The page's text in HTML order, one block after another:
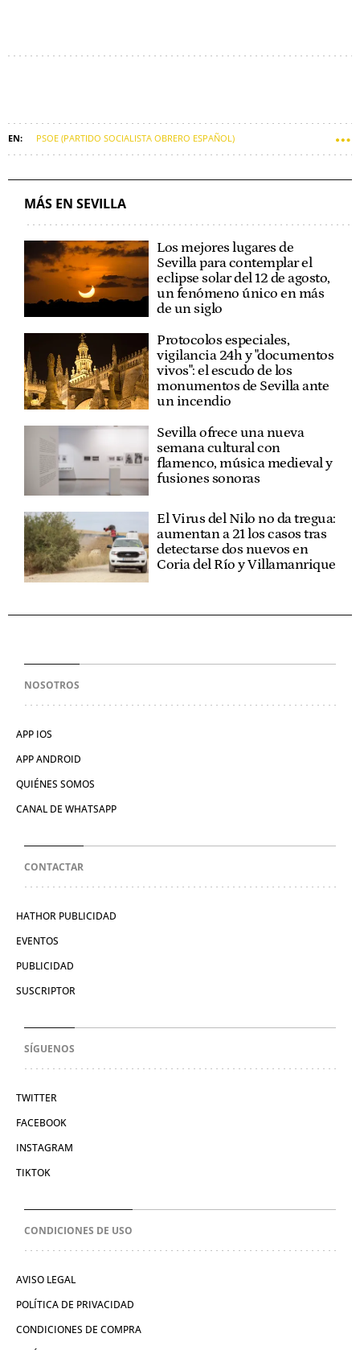
PSOE (PARTIDO SOCIALISTA OBRERO ESPAÑOL)
MÁS EN SEVILLA
Los mejores lugares de
Sevilla para contemplar el
eclipse solar del 12 de agosto,
un fenómeno único en más
de un siglo
Protocolos especiales,
vigilancia 24h y "documentos
vivos": el escudo de los
monumentos de Sevilla ante
un incendio
Sevilla ofrece una nueva
semana cultural con
flamenco, música medieval y
fusiones sonoras
El Virus del Nilo no da tregua:
aumentan a 21 los casos tras
detectarse dos nuevos en
Coria del Río y Villamanrique
NOSOTROS
APP IOS
APP ANDROID
QUIÉNES SOMOS
CANAL DE WHATSAPP
CONTACTAR
HATHOR PUBLICIDAD
EVENTOS
PUBLICIDAD
SUSCRIPTOR
SÍGUENOS
TWITTER
FACEBOOK
INSTAGRAM
TIKTOK
CONDICIONES DE USO
AVISO LEGAL
POLÍTICA DE PRIVACIDAD
CONDICIONES DE COMPRA